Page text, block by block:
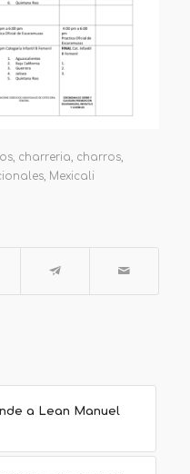
, charreria, charros,
, Mexicali
a Lean Manuel